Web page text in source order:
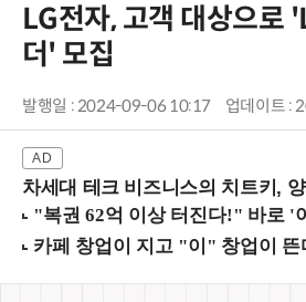
LG전자, 고객 대상으로
더' 모집
발행일 : 2024-09-06 10:17 업데이트 :
차세대 테크 비즈니스의 치트키, 양자컴퓨팅 기회를